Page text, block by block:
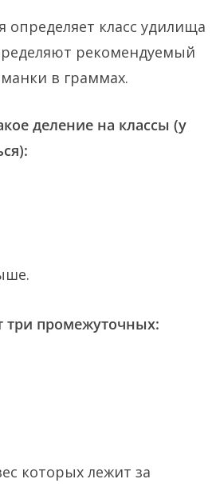
определяет класс удилища
рекомендуемый
в граммах.
деление на классы (у
промежуточных:
которых лежит за